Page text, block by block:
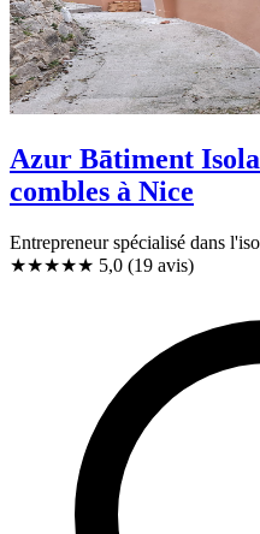
Azur Bātiment
combles à Nice
Entrepreneur spécialisé dans
★★★★★ 5,0 (19 avis)